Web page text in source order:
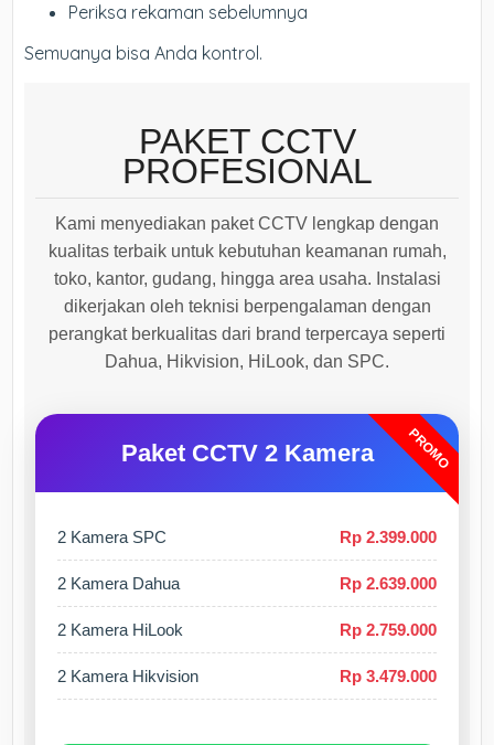
Periksa rekaman sebelumnya
Semuanya bisa Anda kontrol.
PAKET CCTV
PROFESIONAL
Kami menyediakan paket CCTV lengkap dengan
kualitas terbaik untuk kebutuhan keamanan rumah,
toko, kantor, gudang, hingga area usaha. Instalasi
dikerjakan oleh teknisi berpengalaman dengan
perangkat berkualitas dari brand terpercaya seperti
Dahua, Hikvision, HiLook, dan SPC.
PROMO
Paket CCTV 2 Kamera
2 Kamera SPC Rp 2.399.000
2 Kamera Dahua Rp 2.639.000
2 Kamera HiLook Rp 2.759.000
2 Kamera Hikvision Rp 3.479.000